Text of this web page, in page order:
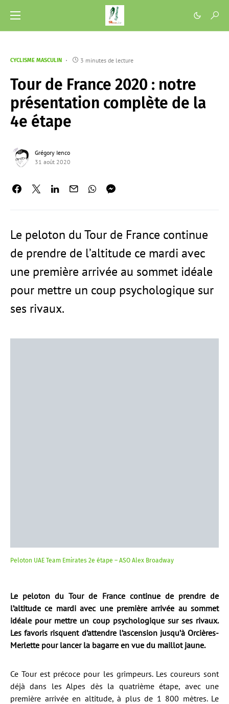
CYCLISME MASCULIN 3 minutes de lecture
Tour de France 2020 : notre
présentation complète de la
4e étape
Grégory Ienco
31 août 2020
Le peloton du Tour de France continue
de prendre de l’altitude ce mardi avec
une première arrivée au sommet idéale
pour mettre un coup psychologique sur
ses rivaux.
Peloton UAE Team Emirates 2e étape – ASO Alex Broadway
Le peloton du Tour de France continue de prendre de
l’altitude ce mardi avec une première arrivée au sommet
idéale pour mettre un coup psychologique sur ses rivaux.
Les favoris risquent d’attendre l’ascension jusqu’à Orcières-
Merlette pour lancer la bagarre en vue du maillot jaune.
Ce Tour est précoce pour les grimpeurs. Les coureurs sont
déjà dans les Alpes dès la quatrième étape, avec une
première arrivée en altitude, à plus de 1 800 mètres. Le